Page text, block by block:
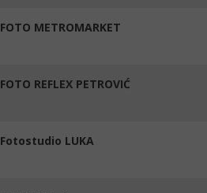
FOTO METROMARKET
FOTO REFLEX PETROVIĆ
Fotostudio LUKA